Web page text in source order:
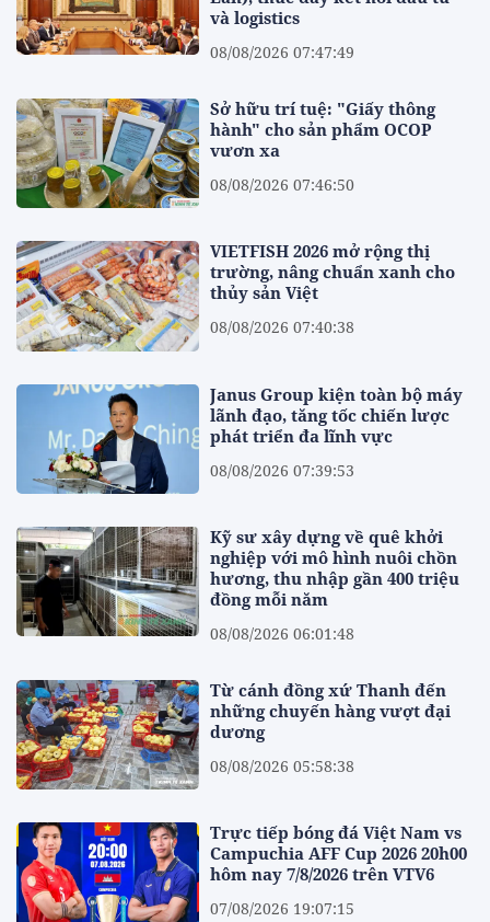
và logistics
08/08/2026 07:47:49
Sở hữu trí tuệ: "Giấy thông
hành" cho sản phẩm OCOP
vươn xa
08/08/2026 07:46:50
VIETFISH 2026 mở rộng thị
trường, nâng chuẩn xanh cho
thủy sản Việt
08/08/2026 07:40:38
Janus Group kiện toàn bộ máy
lãnh đạo, tăng tốc chiến lược
phát triển đa lĩnh vực
08/08/2026 07:39:53
Kỹ sư xây dựng về quê khởi
nghiệp với mô hình nuôi chồn
hương, thu nhập gần 400 triệu
đồng mỗi năm
08/08/2026 06:01:48
Từ cánh đồng xứ Thanh đến
những chuyến hàng vượt đại
dương
08/08/2026 05:58:38
Trực tiếp bóng đá Việt Nam vs
Campuchia AFF Cup 2026 20h00
hôm nay 7/8/2026 trên VTV6
07/08/2026 19:07:15